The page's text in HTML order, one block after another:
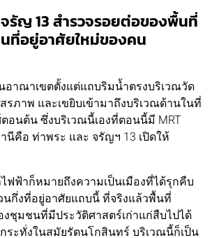
รัญ 13 สำรวจรอยต่อของพื้นที่
นที่อยู่อาศัยใหม่ของคน
อาณาเขตตั้งแต่แถบริมน้ำตรงบริเวณวัด
ภาพ และเขยิบเข้ามาถึงบริเวณด้านในที่
อนต้น ซึ่งบริเวณนี้เองที่ตอนนี้มี MRT
นีคือ ท่าพระ และ จรัญฯ 13 เปิดให้
ฟฟ้าก็หมายถึงความเป็นเมืองที่ได้รุกคืบ
นกึ่งที่อยู่อาศัยแถบนี้ ที่จริงแล้วพื้นที่
ชุมชนที่มีประวัติศาสตร์เก่าแก่สืบไปได้
ระทั่งในสมัยรัตนโกสินทร์ บริเวณนี้ก็เป็น